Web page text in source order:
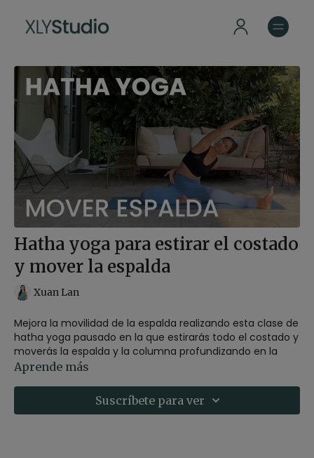
Hatha yoga para estirar el costado
y mover la espalda
Xuan Lan
Mejora la movilidad de la espalda realizando esta clase de
hatha yoga pausado en la que estirarás todo el costado y
moverás la espalda y la columna profundizando en la
inclinación lateral.
Es una sesión suave y tranquila para a todos los niveles.
Aprende más
Suscríbete para ver